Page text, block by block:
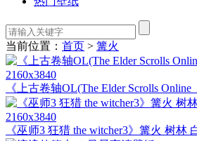
当前位置： 首页 > 篝火
2160x3840
《上古卷轴OL(The Elder Scrolls
2160x3840
《巫师3 狂猎 the witcher3》篝火 树林